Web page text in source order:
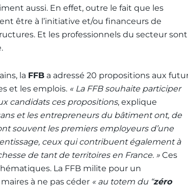
aussi. En effet, outre le fait que les
être à l’initiative et/ou financeurs de
Et les professionnels du secteur sont
la FFB a adressé 20 propositions aux
et les emplois. « La FFB souhaite participer
candidats ces propositions, explique
et les entrepreneurs du bâtiment ont, de
souvent les premiers employeurs d’une
ceux qui contribuent également à
de tant de territoires en France. » Ces
La FFB milite pour un
à ne pas céder « au totem du “zéro